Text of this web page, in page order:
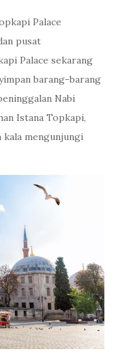
Palace
pusat
Palace sekarang
barang-barang
Nabi
Istana Topkapi,
kala mengunjungi